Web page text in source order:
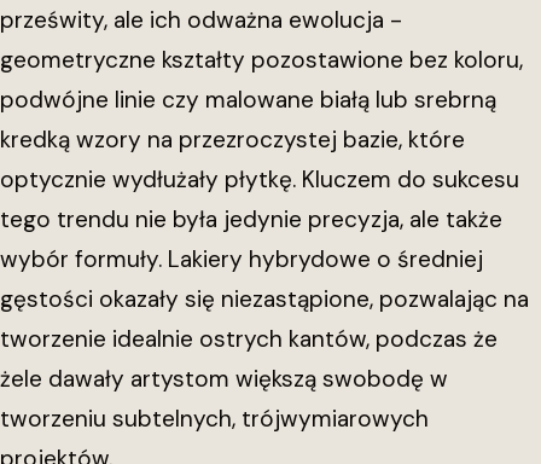
prześwity, ale ich odważna ewolucja -
geometryczne kształty pozostawione bez koloru,
podwójne linie czy malowane białą lub srebrną
kredką wzory na przezroczystej bazie, które
optycznie wydłużały płytkę. Kluczem do sukcesu
tego trendu nie była jedynie precyzja, ale także
wybór formuły. Lakiery hybrydowe o średniej
gęstości okazały się niezastąpione, pozwalając na
tworzenie idealnie ostrych kantów, podczas że
żele dawały artystom większą swobodę w
tworzeniu subtelnych, trójwymiarowych